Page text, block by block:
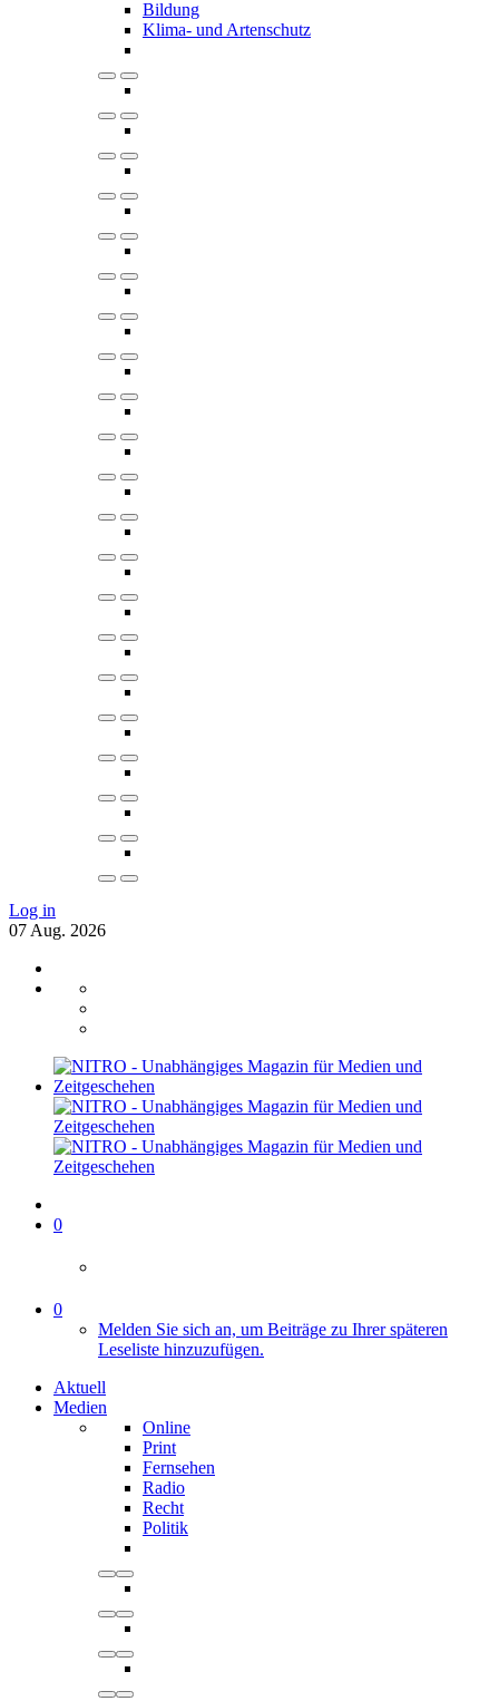
Bildung
Klima- und Artenschutz
Log in
07 Aug. 2026
0
0
Melden Sie sich an, um Beiträge zu Ihrer späteren
Leseliste hinzuzufügen.
Aktuell
Medien
Online
Print
Fernsehen
Radio
Recht
Politik